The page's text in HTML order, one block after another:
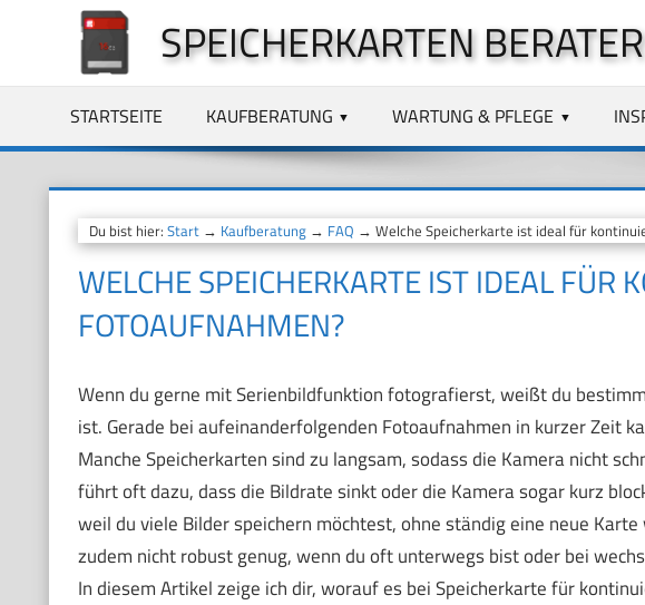
springen
SPEICHERKARTEN BERATER
STARTSEITE KAUFBERATUNG WARTUNG & PFLEGE
Du bist hier: Start→ Kaufberatung→ FAQ → Welche Speicherkarte ist ideal für
WELCHE SPEICHERKARTE IST IDEAL FÜR
FOTOAUFNAHMEN?
Wenn du gerne mit Serienbildfunktion fotografierst, weißt du
ist. Gerade bei aufeinanderfolgenden Fotoaufnahmen in kurzer Zeit
Manche Speicherkarten sind zu langsam, sodass die Kamera nicht
führt oft dazu, dass die Bildrate sinkt oder die Kamera sogar kurz
weil du viele Bilder speichern möchtest, ohne ständig eine neue
zudem nicht robust genug, wenn du oft unterwegs bist oder bei
In diesem Artikel zeige ich dir, worauf es bei Speicherkarte für